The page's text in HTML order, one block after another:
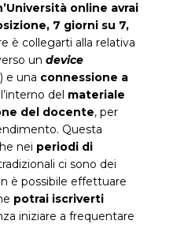
online avrai
7 giorni su 7,
è collegarti alla relativa
un device
e una connessione a
del materiale
del docente, per
Questa
nei periodi di
ci sono dei
è possibile effettuare
potrai iscriverti
iniziare a frequentare